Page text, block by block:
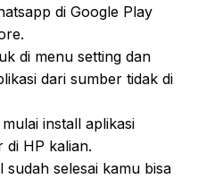
di Google Play
di menu setting dan
dari sumber tidak di
install aplikasi
di HP kalian.
sudah selesai kamu bisa